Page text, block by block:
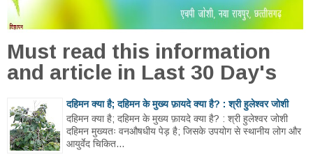
Must read this information
and article in Last 30 Day's
दहिमन क्या है; दहिमन के मुख्य फ़ायदे क्या है? : श्री हुलेश्वर जोशी
दहिमन क्या है; दहिमन के मुख्य फ़ायदे क्या है? : श्री हुलेश्वर जोशी
दहिमन मुख्यतः वनऔषधीय पेड़ है; जिसके उपयोग से स्थानीय लोग और
आयुर्वेद चिकित...